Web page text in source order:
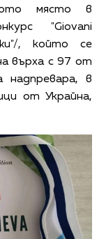
място в
"Giovani
, който се
върха с 97 от
в
от Украйна,